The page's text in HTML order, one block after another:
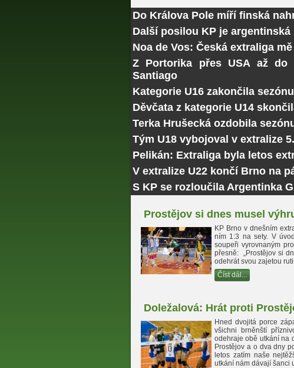
Do Králova Pole míří finská
Další posilou KP je
Noa de Vos: Česká extraliga
Z Portorika přes USA až do
Santiago
Kategorie U16 zakončila
Děvčata z kategorie U14
Terka Hrušecká ozdobila
Tým U18 vybojoval v extralize
Pelikán: Extraliga byla letos
V extralize U22 končí Brno na
S KP se rozloučila Argentinka
Prostějov si dnes musel
KP Brno v dnešním
ním 1:3 na sety. V
soupeři vyrovnaným
přesně: „Prostějov si
odehrát svou zajetou
Číst dál...
Doležalová: Hrát proti
Hned dvojitá porce
všichni brněnští
odehraje obě utkání na
Prostějov a o dva dny
letos zatím naše
utkání nám dávají šanci